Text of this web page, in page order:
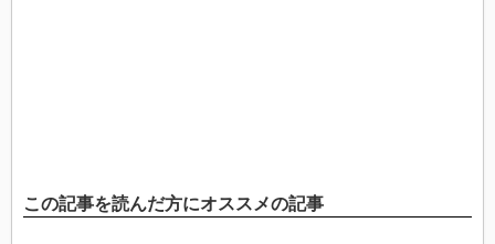
この記事を読んだ方にオススメの記事